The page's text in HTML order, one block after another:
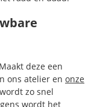
deze een
ons atelier en onze
zo snel
wordt het